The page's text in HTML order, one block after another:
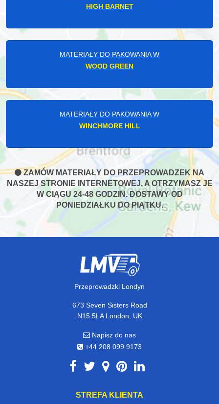
HIGH BARNET
MATERIAŁY DO PAKOWANIA W
WOOD GREEN
MATERIAŁY DO PAKOWANIA W
WINCHMORE HILL
ZAMÓW MATERIAŁY DO PRZEPROWADZEK NA
NASZEJ STRONIE INTERNETOWEJ, A OTRZYMASZ JE
W CIĄGU 24-48 GODZIN. DOSTAWY OD
PONIEDZIAŁKU DO PIĄTKU.
Przeprowadzki Londyn
673 Seven Sisters Road
N15 5LA London, UK
Napisz do nas
+44 208 099 9173
STREFA KLIENTA